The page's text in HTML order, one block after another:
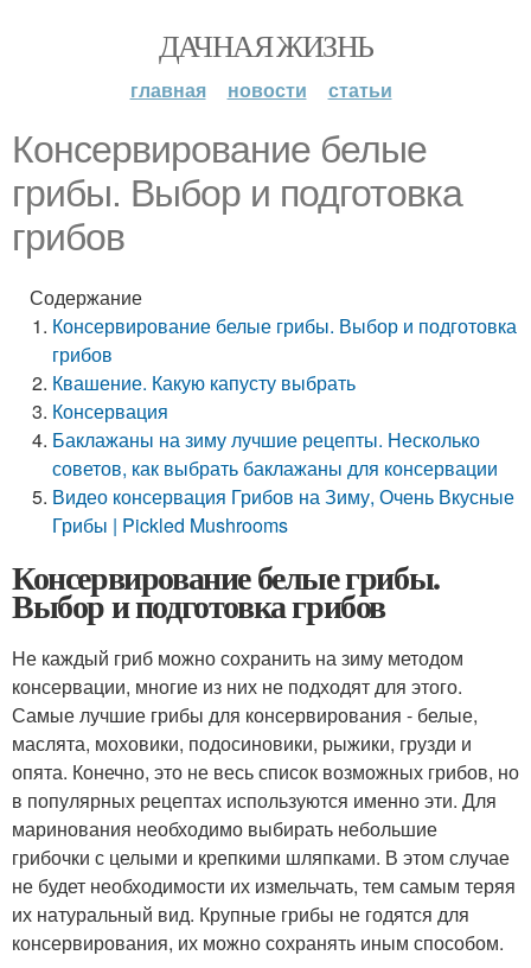
ДАЧНАЯ ЖИЗНЬ
главная новости статьи
Консервирование белые
грибы. Выбор и подготовка
грибов
Содержание
Консервирование белые грибы. Выбор и подготовка
грибов
Квашение. Какую капусту выбрать
Консервация
Баклажаны на зиму лучшие рецепты. Несколько
советов, как выбрать баклажаны для консервации
Видео консервация Грибов на Зиму, Очень Вкусные
Грибы | Pickled Mushrooms
Консервирование белые грибы.
Выбор и подготовка грибов
Не каждый гриб можно сохранить на зиму методом
консервации, многие из них не подходят для этого.
Самые лучшие грибы для консервирования - белые,
маслята, моховики, подосиновики, рыжики, грузди и
опята. Конечно, это не весь список возможных грибов, но
в популярных рецептах используются именно эти. Для
маринования необходимо выбирать небольшие
грибочки с целыми и крепкими шляпками. В этом случае
не будет необходимости их измельчать, тем самым теряя
их натуральный вид. Крупные грибы не годятся для
консервирования, их можно сохранять иным способом.